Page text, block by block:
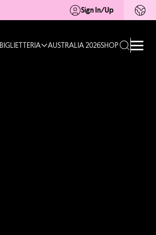
Sign In/Up
BIGLIETTERIA AUSTRALIA 2026SHOP